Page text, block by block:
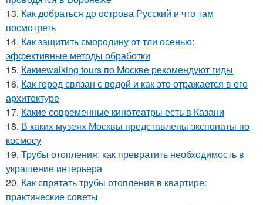
13. Как добраться до острова Русский и что там
посмотреть
14. Как защитить смородину от тли осенью:
эффективные методы обработки
15. Какиеwalking tours по Москве рекомендуют гиды
16. Как город связан с водой и как это отражается в его
архитектуре
17. Какие современные кинотеатры есть в Казани
18. В каких музеях Москвы представлены экспонаты по
космосу
19. Трубы отопления: как превратить необходимость в
украшение интерьера
20. Как спрятать трубы отопления в квартире:
практические советы